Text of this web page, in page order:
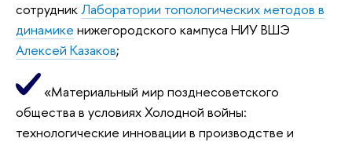
сотрудникЛаборатории топологических методов в
динамике нижегородского кампуса НИУ ВШЭ
Алексей Казаков;
«Материальный мир позднесоветского
общества в условиях Холодной войны:
технологические инновации в производстве и